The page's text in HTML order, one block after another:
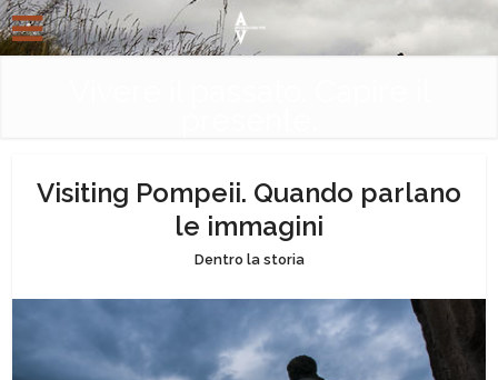
Visiting Pompeii. Quando parlano
le immagini
Dentro la storia